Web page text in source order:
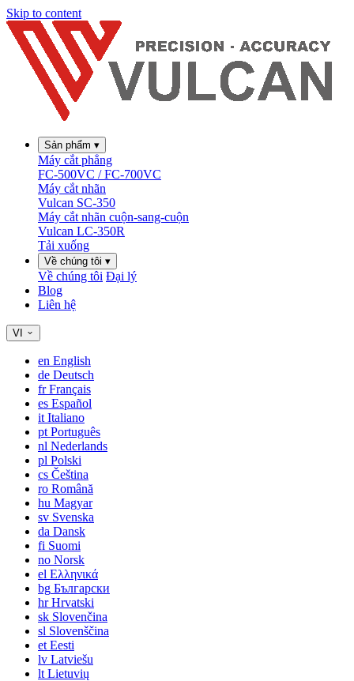
Skip to content
Sản phẩm ▾
Máy cắt phẳng
FC-500VC / FC-700VC
Máy cắt nhãn
Vulcan SC-350
Máy cắt nhãn cuộn-sang-cuộn
Vulcan LC-350R
Tải xuống
Về chúng tôi ▾
Về chúng tôi Đại lý
Blog
Liên hệ
VI
en English
de Deutsch
frFrançais
es Español
it Italiano
pt Português
nl Nederlands
pl Polski
cs Čeština
ro Română
hu Magyar
sv Svenska
da Dansk
fi Suomi
no Norsk
el Ελληνικά
bg Български
hrHrvatski
sk Slovenčina
sl Slovenščina
et Eesti
lv Latviešu
lt Lietuvių